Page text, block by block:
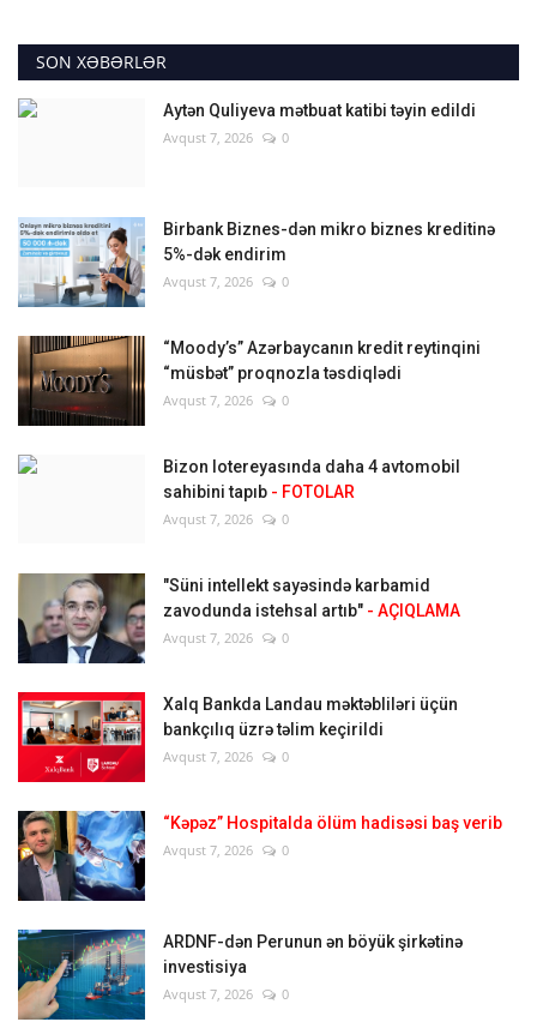
SON XƏBƏRLƏR
Aytən Quliyeva mətbuat katibi təyin edildi
Avqust 7, 2026 0
Birbank Biznes-dən mikro biznes kreditinə
5%-dək endirim
Avqust 7, 2026 0
“Moody’s” Azərbaycanın kredit reytinqini
“müsbət” proqnozla təsdiqlədi
Avqust 7, 2026 0
Bizon lotereyasında daha 4 avtomobil
sahibini tapıb - FOTOLAR
Avqust 7, 2026 0
"Süni intellekt sayəsində karbamid
zavodunda istehsal artıb" - AÇIQLAMA
Avqust 7, 2026 0
Xalq Bankda Landau məktəbliləri üçün
bankçılıq üzrə təlim keçirildi
Avqust 7, 2026 0
“Kəpəz” Hospitalda ölüm hadisəsi baş verib
Avqust 7, 2026 0
ARDNF-dən Perunun ən böyük şirkətinə
investisiya
Avqust 7, 2026 0